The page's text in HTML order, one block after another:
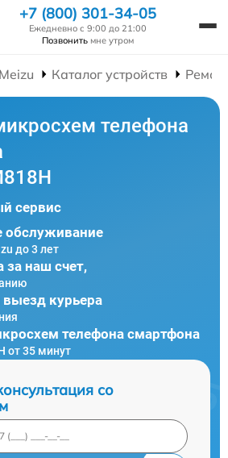
+7 (800) 301-34-05
Ежедневно с 9:00 до 21:00
Позвонить мне утром
Каталог устройств
телефона
сервис
обслуживание
до 3 лет
за наш счет,
курьера
телефона смартфона
от 35 минут
со